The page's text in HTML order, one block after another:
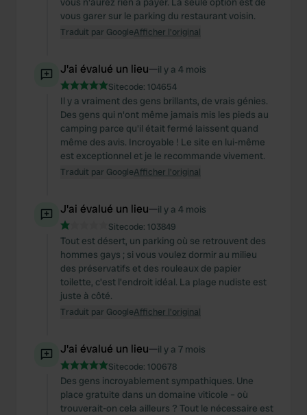
vous garer sur le parking du restaurant voisin.
Traduit par GoogleAfficher l'original
J'ai évalué un lieu—il y a 4 mois
Sitecode: 104654
Il y a vraiment des gens brillants, de vrais génies.
Des gens qui n'ont même jamais mis les pieds au
camping parce qu'il était fermé laissent quand
même des avis. Incroyable ! Le site en lui-même
est exceptionnel et je le recommande vivement.
Traduit par GoogleAfficher l'original
J'ai évalué un lieu—il y a 4 mois
Sitecode: 103849
Tout est désert, un parking où se retrouvent des
hommes gays ; si vous voulez dormir au milieu
des préservatifs et des rouleaux de papier
toilette, c'est l'endroit idéal. La plage nudiste est
juste à côté.
Traduit par GoogleAfficher l'original
J'ai évalué un lieu—il y a 7 mois
Sitecode: 100678
Des gens incroyablement sympathiques. Une
place gratuite dans un domaine viticole – où
trouverait-on cela ailleurs ? Tout le nécessaire est